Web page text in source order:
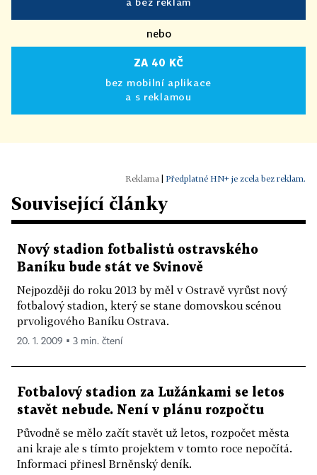
nebo
ZA 40 KČ
bez mobilní aplikace
a s reklamou
Předplatné HN+ je zcela bez reklam.
Související články
Nový stadion fotbalistů ostravského
Baníku bude stát ve Svinově
Nejpozději do roku 2013 by měl v Ostravě vyrůst nový
fotbalový stadion, který se stane domovskou scénou
prvoligového Baníku Ostrava.
20. 1. 2009 ▪ 3 min. čtení
Fotbalový stadion za Lužánkami se letos
stavět nebude. Není v plánu rozpočtu
Původně se mělo začít stavět už letos, rozpočet města
ani kraje ale s tímto projektem v tomto roce nepočítá.
Informaci přinesl Brněnský deník.